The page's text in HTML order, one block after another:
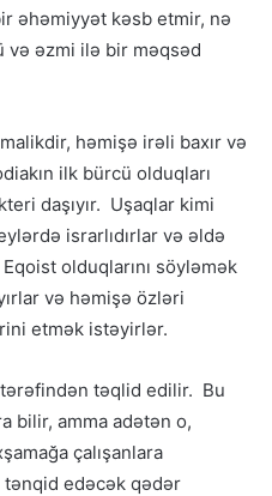
əhəmiyyət kəsb etmir, nə
və əzmi ilə bir məqsəd
həmişə irəli baxır və
ilk bürcü olduqları
daşıyır. Uşaqlar kimi
israrlıdırlar və əldə
olduqlarını söyləmək
və həmişə özləri
etmək istəyirlər.
tərəfindən təqlid edilir. Bu
bilir, amma adətən o,
çalışanlara
edəcək qədər